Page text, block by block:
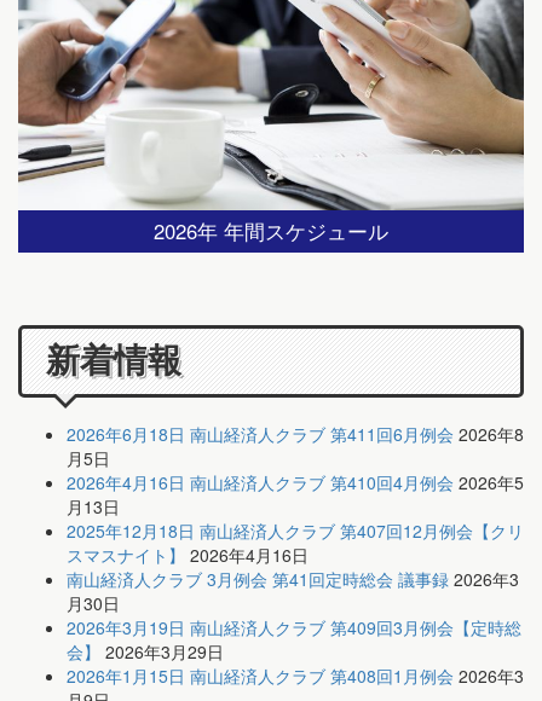
2026年 年間スケジュール
新着情報
2026年6月18日 南山経済人クラブ 第411回6月例会 2026年8
月5日
2026年4月16日 南山経済人クラブ 第410回4月例会 2026年5
月13日
2025年12月18日 南山経済人クラブ 第407回12月例会【クリ
スマスナイト】 2026年4月16日
南山経済人クラブ 3月例会 第41回定時総会 議事録 2026年3
月30日
2026年3月19日 南山経済人クラブ 第409回3月例会【定時総
会】 2026年3月29日
2026年1月15日 南山経済人クラブ 第408回1月例会 2026年3